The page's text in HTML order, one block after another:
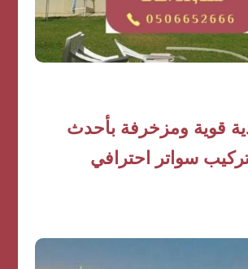
قوية ومزخرفة بأحدث
سواتر احترافي